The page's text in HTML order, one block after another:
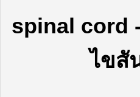
spinal cord
ไขสั